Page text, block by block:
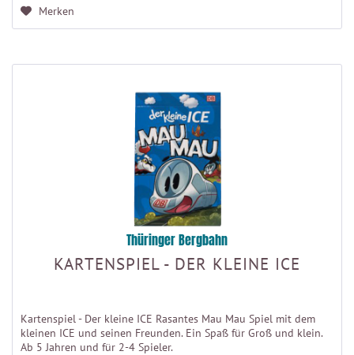
Merken
Thüringer Bergbahn
KARTENSPIEL - DER KLEINE ICE
Kartenspiel - Der kleine ICE Rasantes Mau Mau Spiel mit dem
kleinen ICE und seinen Freunden. Ein Spaß für Groß und klein.
Ab 5 Jahren und für 2-4 Spieler.